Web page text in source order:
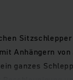
Anhängern
ganzes